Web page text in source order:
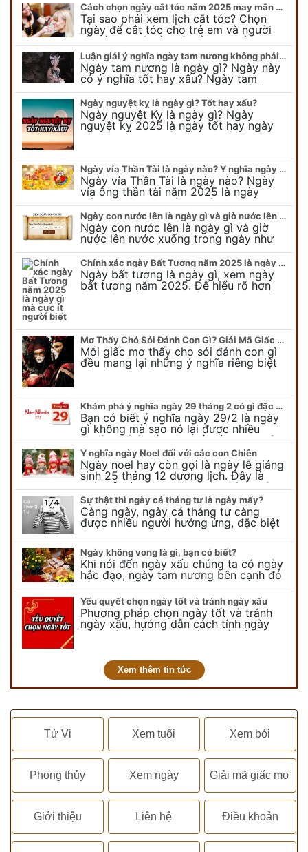
Cách chọn ngày cắt tóc năm 2025 may mắn cho cả trẻ em và người lớn
Tại sao phải xem lịch cắt tóc? Chọn
ngày để cắt tóc cho trẻ em và người
lớn cần lưu ý điều gì để gặp nhiều may
mắn ? Khi…
Luận giải ý nghĩa ngày tam nương không phải ai cũng biết
Ngày tam nương là ngày gì? Ngày này
có ý nghĩa tốt hay xấu? Ngày tam
nương sát có nguồn gốc như thế nào?
Cần kiêng kỵ điều gì khi…
Ngày nguyệt kỵ là ngày gì? Tốt hay xấu?
Ngày nguyệt Kỵ là ngày gì? Ngày
nguyệt kỵ 2025 là ngày tốt hay ngày
xấu, xem ngay để biết chi tiết ý nghĩa
Ngày vía Thần Tài là ngày nào? Ý nghĩa ngày vía Thần Tài năm 2025
Ngày vía Thần Tài là ngày nào? Ngày
vía ông thần tài năm 2025 là ngày
mùng 10 âm lịch hàng tháng. Tại sao
trong ngày này, tất cả mọi…
Ngày con nước lên là ngày gì và giờ nước lên nước xuống trong ngày?
Ngày con nước lên là ngày gì và giờ
nước lên nước xuống trong ngày như
thế nào? Có điều gì cần chú ý về ngày
con nước lên? Đừng…
Chính xác ngày Bất Tương năm 2025 là ngày gì mà cực ít người biết
Ngày bất tương là ngày gì, xem ngày
bất tương năm 2025. Để hiểu rõ hơn
về ngày bất tương, ngày bất tương là
Mơ Thấy Chó Sói Đánh Con Gì? Giải Mã Giấc Mơ Bí Ẩn
Mỗi giấc mơ thấy cho sói đánh con gì
đều mang lại những ý nghĩa riêng biệt
và có thể phản ánh tâm trạng, suy nghĩ
Khám phá ý nghĩa ngày 29 tháng 2 có gì đặc biệt?
Bạn có biết ý nghĩa ngày 29/2 là ngày
gì không mà sao nó lại được nhiều
người chú ý đến vậy. Tất cả mọi người
đều cho rằng đây…
Ý nghĩa ngày Noel đối với các con Chiên
Ngày noel hay còn gọi là ngày lễ giáng
sinh 25 tháng 12 dương lịch. Đây là
ngày lễ của bên thiên chúa giáo, ngày
lễ thiên chúa giáng sinh,…
Sự thật thì ngày cá tháng tư là ngày mấy?
Càng ngày, ngày cá tháng tư càng
được nhiều người hưởng ứng, đặc biệt
là các bạn trẻ bởi họ sẽ nghĩ ra đủ trò
vui chơi, tinh nghịch, hài…
Ngày không vong là gì, bạn có biết?
Khi nói đến ngày xấu chúng ta có ngày
hắc đạo, ngày tam nương bên cạnh đó
còn có ngày không vong. Tuy nhiên khi
nói đến ngày không vong…
Yếu quyết chọn ngày tốt và tránh ngày xấu
Phương pháp chọn ngày tốt và tránh
ngày xấu, hướng dẫn cách tính ngày
tốt, ngày xấu trong tháng để tiến hành
Xem thêm tin tức
Tử Vi Xem tuổi Xem bói
Phong thủy Xem ngày Giải mã giấc mơ
Giới thiệu Liên hệ Điều khoản